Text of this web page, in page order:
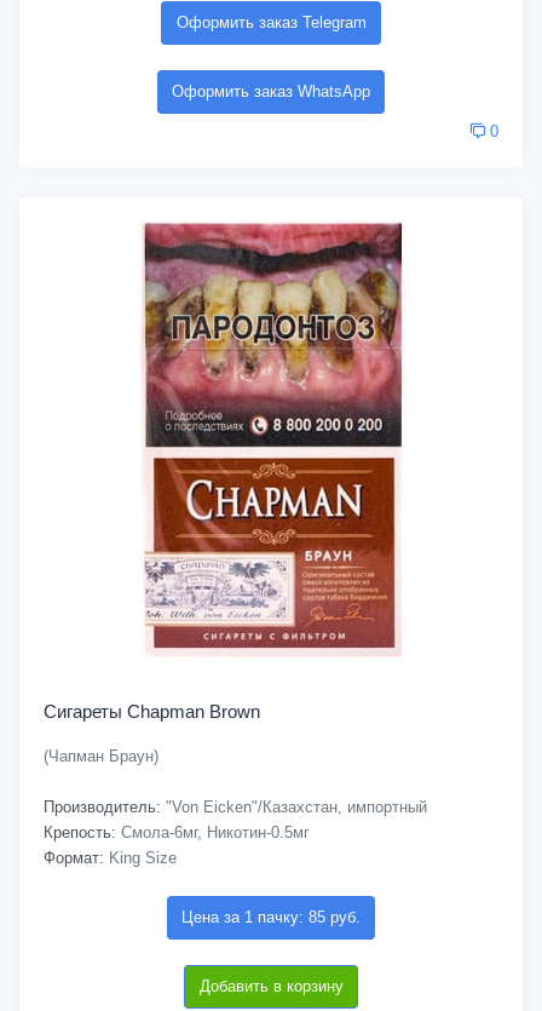
Оформить заказ Telegram
Оформить заказ WhatsApp
0
Сигареты Chapman Brown
(Чапман Браун)
Производитель: "Von Eicken"/Казахстан, импортный
Крепость: Смола-6мг, Никотин-0.5мг
Формат: King Size
Цена за 1 пачку: 85 руб.
Добавить в корзину